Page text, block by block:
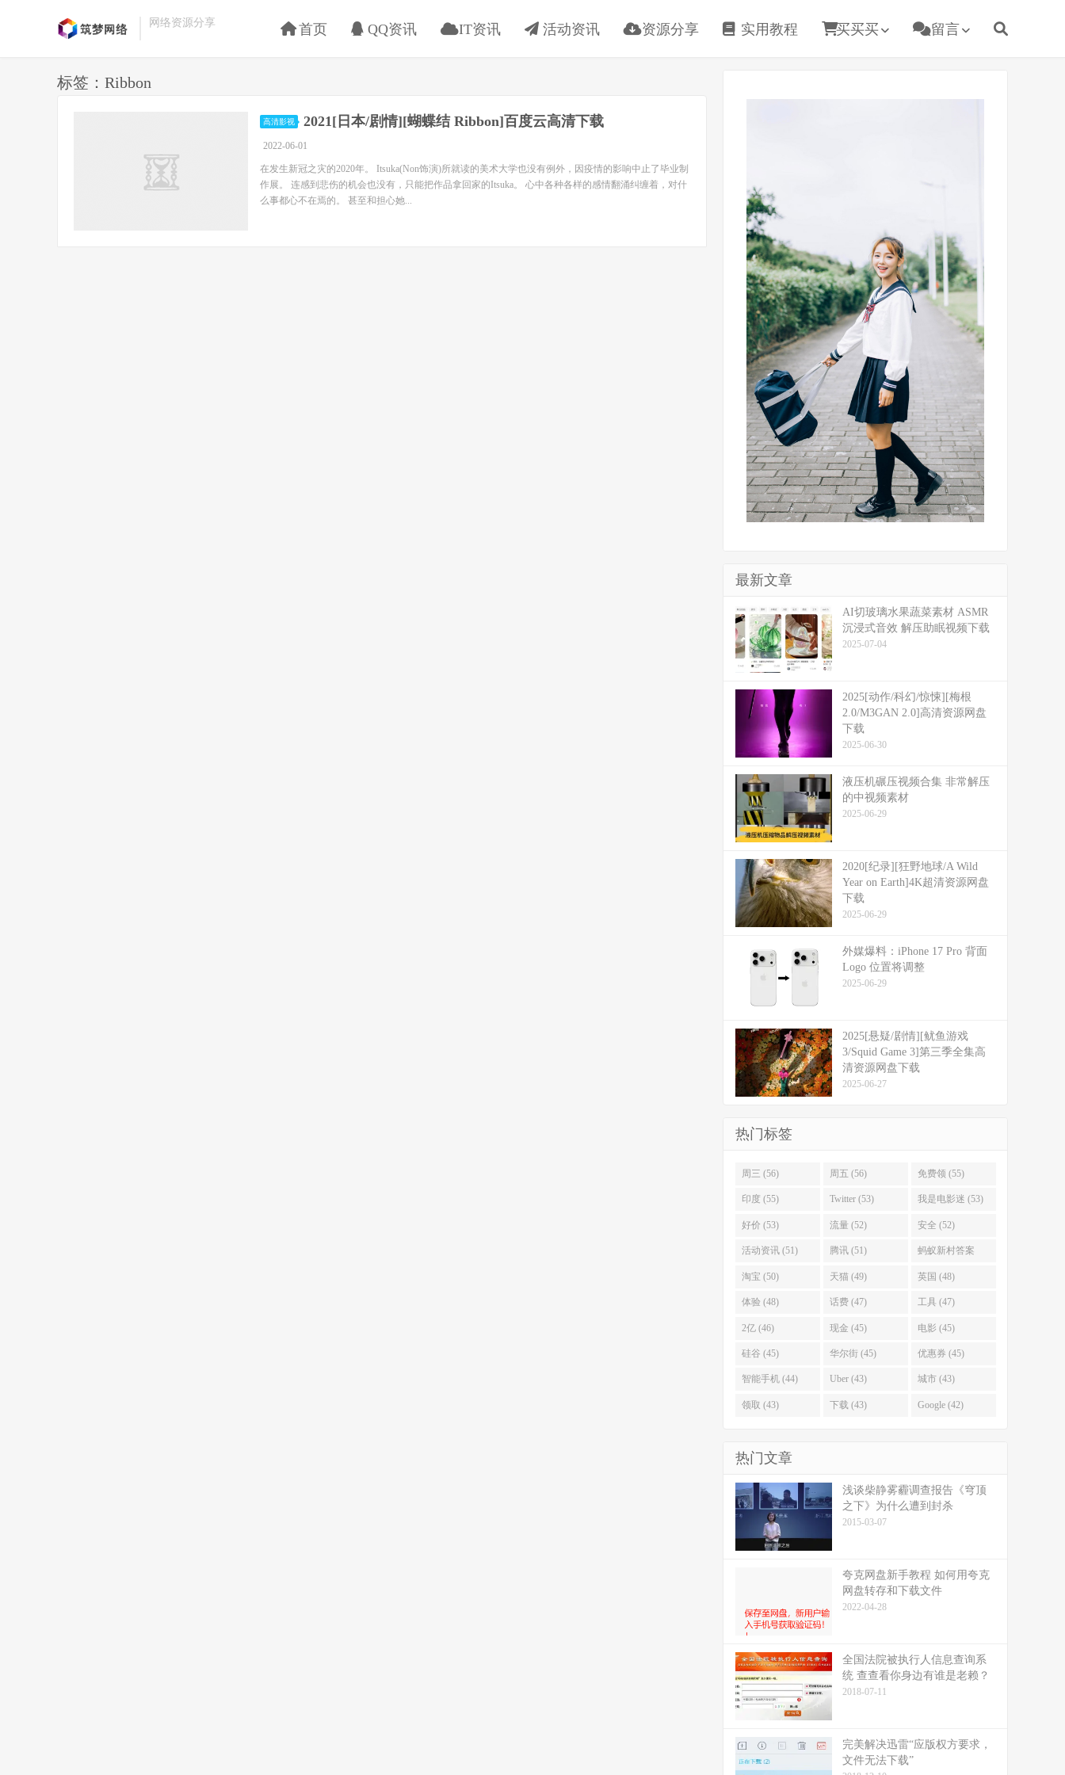
网络资源分享 首页 QQ资讯 IT资讯 活动资讯 资源分享 实用教程 买买买 留言
标签：Ribbon
高清影视 2021[日本/剧情][蝴蝶结 Ribbon]百度云高清下载
2022-06-01
在发生新冠之灾的2020年。 Itsuka(Non饰演)所就读的美术大学也没有例外，因疫情的影响中止了毕业制
作展。 连感到悲伤的机会也没有，只能把作品拿回家的Itsuka。 心中各种各样的感情翻涌纠缠着，对什
么事都心不在焉的。 甚至和担心她...
最新文章
​​AI切玻璃水果蔬菜素材 ASMR
沉浸式音效 解压助眠视频下载
2025-07-04
2025[动作/科幻/惊悚][梅根
2.0/M3GAN 2.0]高清资源网盘
下载
2025-06-30
液压机碾压视频合集 非常解压
的中视频素材
2025-06-29
2020[纪录][狂野地球/A Wild
Year on Earth]4K超清资源网盘
下载
2025-06-29
外媒爆料：​​iPhone 17 Pro 背面
Logo 位置将调整​​
2025-06-29
2025[悬疑/剧情][鱿鱼游戏
3/Squid Game 3]第三季全集高
清资源网盘下载
2025-06-27
热门标签
周三 (56) 周五 (56) 免费领 (55)
印度 (55) Twitter (53) 我是电影迷 (53)
好价 (53) 流量 (52) 安全 (52)
活动资讯 (51) 腾讯 (51) 蚂蚁新村答案
(51)
淘宝 (50) 天猫 (49) 英国 (48)
体验 (48) 话费 (47) 工具 (47)
2亿 (46) 现金 (45) 电影 (45)
硅谷 (45) 华尔街 (45) 优惠券 (45)
智能手机 (44) Uber (43) 城市 (43)
领取 (43) 下载 (43) Google (42)
热门文章
浅谈柴静雾霾调查报告《穹顶
之下》为什么遭到封杀
2015-03-07
夸克网盘新手教程 如何用夸克
网盘转存和下载文件
2022-04-28
全国法院被执行人信息查询系
统 查查看你身边有谁是老赖？
2018-07-11
完美解决迅雷“应版权方要求，
文件无法下载”